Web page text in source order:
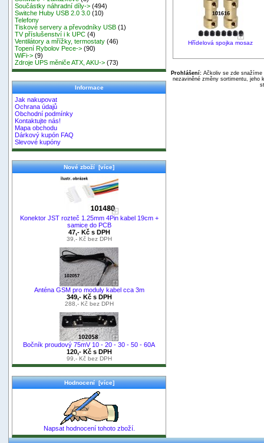
Součástky náhradní díly-> (494)
Switche Huby USB 2.0 3.0 (10)
Telefony
Tiskové servery a převodníky USB (1)
TV příslušenství i k UPC (4)
Ventilátory a mřížky, termostaty (46)
Topení Rybolov Pece-> (90)
WiFi-> (9)
Zdroje UPS měniče ATX, AKU-> (73)
Informace
Jak nakupovat
Ochrana údajů
Obchodní podmínky
Kontaktujte nás!
Mapa obchodu
Dárkový kupón FAQ
Slevové kupóny
Nové zboží [více]
Konektor JST rozteč 1.25mm 4Pin kabel 19cm +
samice do PCB
47,- Kč s DPH
39,- Kč bez DPH
Anténa GSM pro moduly kabel cca 3m
349,- Kč s DPH
288,- Kč bez DPH
Bočník proudový 75mV 10 - 20 - 30 - 50 - 60A
120,- Kč s DPH
99,- Kč bez DPH
Hodnocení [více]
Napsat hodnocení tohoto zboží.
Hřídelová spojka mosaz
Prohlášení:Ačkoliv se zde snažíme
nezaviněné změny sortimentu, jeho